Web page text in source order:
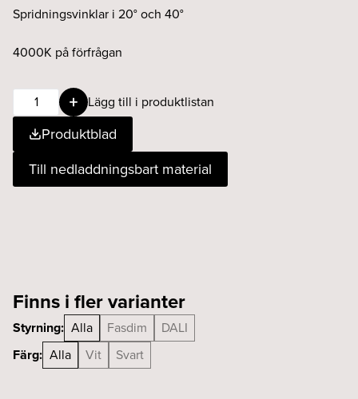
Spridningsvinklar i 20° och 40°
4000K på förfrågan
POINTER
1x9W
20°
930
Fasdim
svart
Lägg till i produktlistan
Produktblad
Till nedladdningsbart material
Finns i fler varianter
Styrning: Alla Fasdim
DALI
Färg: Alla Vit Svart